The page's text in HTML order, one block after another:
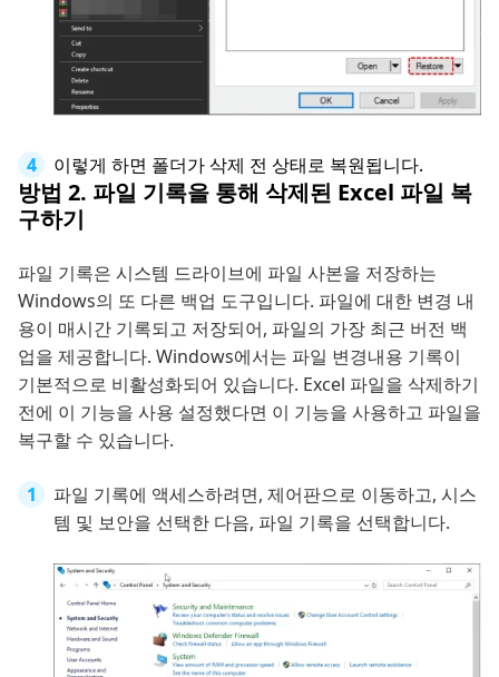
이렇게 하면 폴더가 삭제 전 상태로 복원됩니다.
방법 2. 파일 기록을 통해 삭제된 Excel 파일 복
구하기
파일 기록은 시스템 드라이브에 파일 사본을 저장하는
Windows의 또 다른 백업 도구입니다. 파일에 대한 변경 내
용이 매시간 기록되고 저장되어, 파일의 가장 최근 버전 백
업을 제공합니다. Windows에서는 파일 변경내용 기록이
기본적으로 비활성화되어 있습니다. Excel 파일을 삭제하기
전에 이 기능을 사용 설정했다면 이 기능을 사용하고 파일을
복구할 수 있습니다.
파일 기록에 액세스하려면, 제어판으로 이동하고, 시스
템 및 보안을 선택한 다음, 파일 기록을 선택합니다.